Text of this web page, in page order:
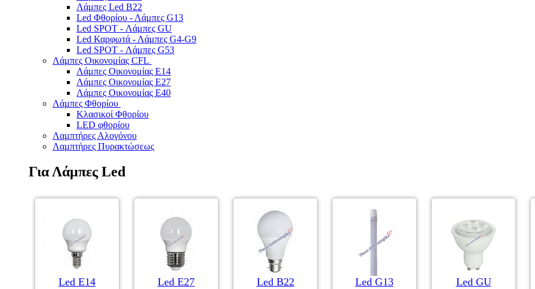
Λάμπες Led B22
Led Φθορίου - Λάμπες G13
Led SPOT - Λάμπες GU
Led Καρφωτά - Λάμπες G4-G9
Led SPOT - Λάμπες G53
Λάμπες Οικονομίας CFL
Λάμπες Οικονομίας Ε14
Λάμπες Οικονομίας Ε27
Λάμπες Οικονομίας Ε40
Λάμπες Φθορίου
Κλασικοί Φθορίου
LED φθορίου
Λαμπτήρες Αλογόνου
Λαμπτήρες Πυρακτώσεως
Για Λάμπες Led
Led Ε14 Led Ε27 Led B22 Led G13 Led GU